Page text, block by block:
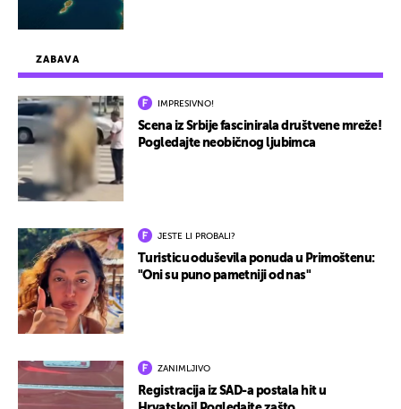
ZABAVA
IMPRESIVNO!
Scena iz Srbije fascinirala društvene mreže!
Pogledajte neobičnog ljubimca
JESTE LI PROBALI?
Turisticu oduševila ponuda u Primoštenu:
"Oni su puno pametniji od nas"
ZANIMLJIVO
Registracija iz SAD-a postala hit u